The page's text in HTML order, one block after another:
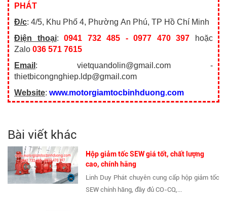
PHÁT
Đ/c: 4/5, Khu Phố 4, Phường An Phú, TP Hồ Chí Minh
Điện thoại:0941 732 485 - 0977 470 397 hoặc
Zalo 036 571 7615
Email : vietquandolin@gmail.com -
thietbicongnghiep.ldp@gmail.com
Website: www.motorgiamtocbinhduong.com
Bài viết khác
Hộp giảm tốc SEW giá tốt, chất lượng
cao, chính hãng
Linh Duy Phát chuyên cung cấp hộp giảm tốc
SEW chính hãng, đầy đủ CO-CQ,...